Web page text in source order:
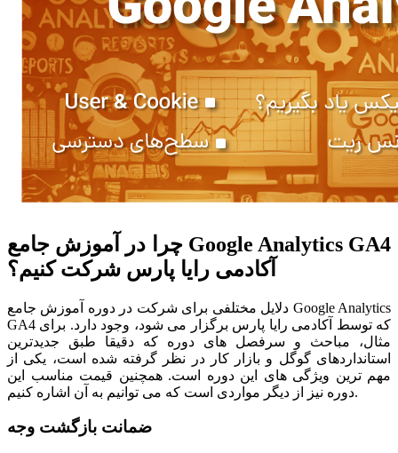
چرا در آموزش جامع Google Analytics GA4
آکادمی رایا پارس شرکت کنیم؟
دلایل مختلفی برای شرکت در دوره آموزش جامع Google Analytics
GA4 که توسط آکادمی رایا پارس برگزار می شود، وجود دارد. برای
مثال، مباحث و سرفصل های دوره که دقیقا طبق جدیدترین
استانداردهای گوگل و بازار کار در نظر گرفته شده است، یکی از
مهم ترین ویژگی های این دوره است. همچنین قیمت مناسب این
دوره نیز از دیگر مواردی است که می توانیم به آن اشاره کنیم.
ضمانت بازگشت وجه